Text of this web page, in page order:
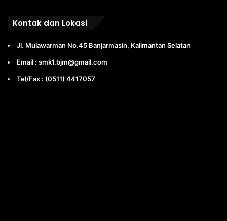
Kontak dan Lokasi
Jl. Mulawarman No.45 Banjarmasin, Kalimantan Selatan
Email : smk1.bjm@gmail.com
Tel/Fax : (0511) 4417057